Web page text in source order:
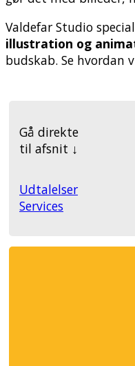
Valdefar Studio
illustration og
budskab. Se hvordan
Gå direkte
til afsnit ↓
Udtalelser
Services